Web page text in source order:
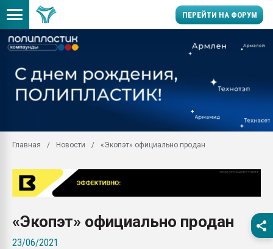
ПЕРЕЙТИ НА ФОРУМ
заводу пластмасс"
Помощь в подборе
Вакуум-формовочные
первый план в
пластмасс
Главная Новости «Экопэт» официально продан
«Экопэт» официально продан
23/06/2021